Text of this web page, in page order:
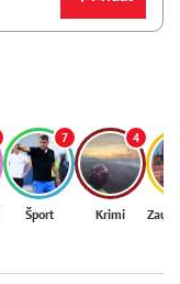
7
Šport
4
Krimi